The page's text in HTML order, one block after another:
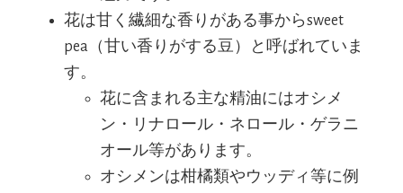
花は甘く繊細な香りがある事からsweet
pea（甘い香りがする豆）と呼ばれていま
す。
花に含まれる主な精油にはオシメ
ン・リナロール・ネロール・ゲラニ
オール等があります。
オシメンは柑橘類やウッディ等に例